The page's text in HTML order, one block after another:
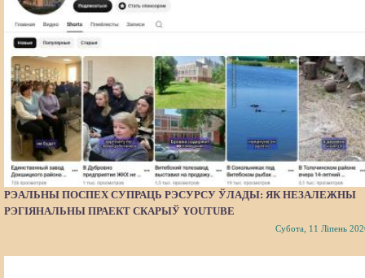
РЭАЛЬНЫ ПОСПЕХ СУПРАЦЬ РЭСУРСУ ЎЛАДЫ: ЯК НЕЗАЛЕЖНЫ
РЭГІЯНАЛЬНЫ ПРАЕКТ СКАРЫЎ YOUTUBE
Субота, 11 Ліпень